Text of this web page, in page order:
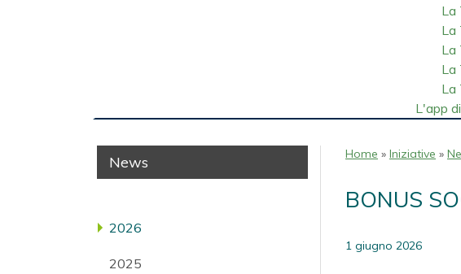
La
La
La
La
La
L'app
News
2026
2025
Home » Iniziative »
BONUS
1 giugno 2026